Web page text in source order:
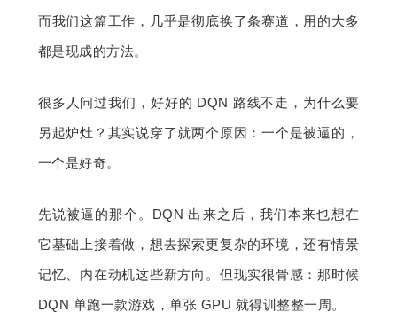
而我们这篇工作，几乎是彻底换了条赛道，用的大多
都是现成的方法。
很多人问过我们，好好的 DQN 路线不走，为什么要
另起炉灶？其实说穿了就两个原因：一个是被逼的，
一个是好奇。
先说被逼的那个。DQN 出来之后，我们本来也想在
它基础上接着做，想去探索更复杂的环境，还有情景
记忆、内在动机这些新方向。但现实很骨感：那时候
DQN 单跑一款游戏，单张 GPU 就得训整整一周。